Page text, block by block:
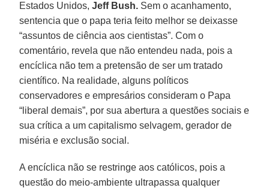
Estados Unidos,Jeff Bush. Sem o acanhamento,
sentencia que o papa teria feito melhor se deixasse
“assuntos de ciência aos cientistas”. Com o
comentário, revela que não entendeu nada, pois a
encíclica não tem a pretensão de ser um tratado
científico. Na realidade, alguns políticos
conservadores e empresários consideram o Papa
“liberal demais”, por sua abertura a questões sociais e
sua crítica a um capitalismo selvagem, gerador de
miséria e exclusão social.
A encíclica não se restringe aos católicos, pois a
questão do meio-ambiente ultrapassa qualquer